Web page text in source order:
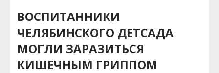
ВОСПИТАННИКИ
ЧЕЛЯБИНСКОГО ДЕТСАДА
МОГЛИ ЗАРАЗИТЬСЯ
КИШЕЧНЫМ ГРИППОМ